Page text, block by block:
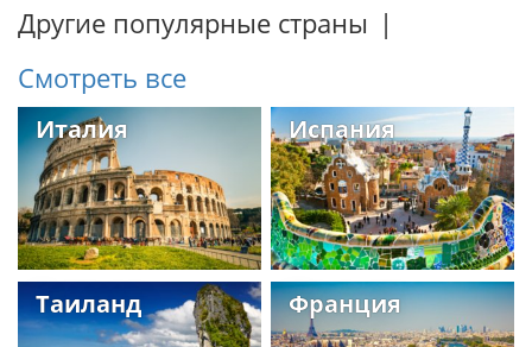
Другие популярные страны |
Смотреть все
Италия Испания
Таиланд Франция